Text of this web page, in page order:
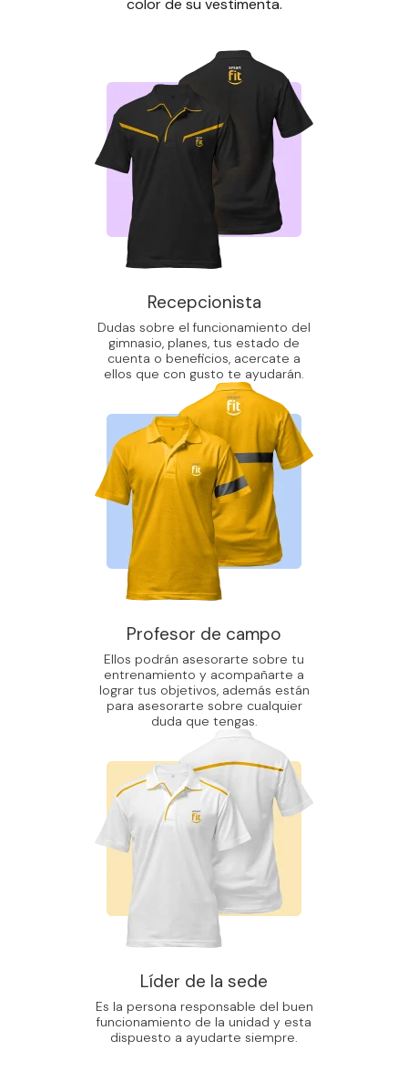
Recepcionista
Dudas sobre el funcionamiento del
gimnasio, planes, tus estado de
cuenta o beneficios, acercate a
ellos que con gusto te ayudarán.
Profesor de campo
Ellos podrán asesorarte sobre tu
entrenamiento y acompañarte a
lograr tus objetivos, además están
para asesorarte sobre cualquier
duda que tengas.
Líder de la sede
Es la persona responsable del buen
funcionamiento de la unidad y esta
dispuesto a ayudarte siempre.